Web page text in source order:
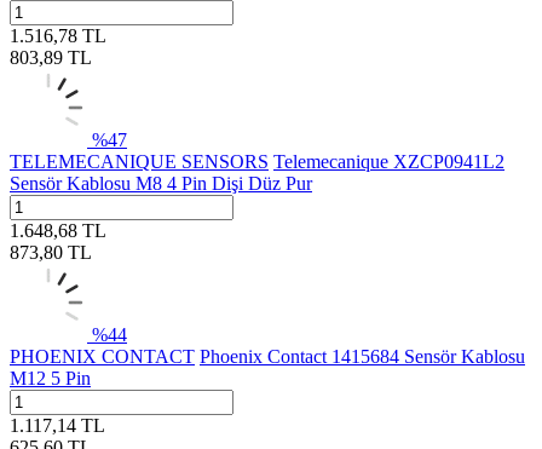
1.516,78 TL
803,89 TL
%47
TELEMECANIQUE SENSORS Telemecanique XZCP0941L2
Sensör Kablosu M8 4 Pin Dişi Düz Pur
1.648,68 TL
873,80 TL
%44
PHOENIX CONTACT Phoenix Contact 1415684 Sensör Kablosu
M12 5 Pin
1.117,14 TL